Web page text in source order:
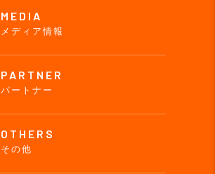
MEDIA
メディア情報
PARTNER
パートナー
OTHERS
その他